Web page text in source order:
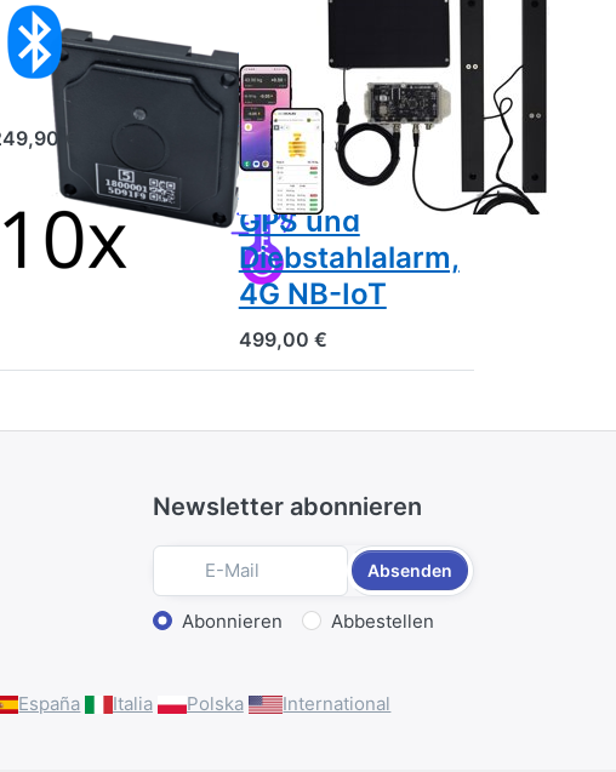
10x Bluetooth
Sensor
€
Bienenstockwaage
zum
Monitoring
von einem
Bienenstock +
GPS und
Diebstahlalarm,
4G NB-IoT
499,00 €
Newsletter abonnieren
Absenden
Aktion wählen
Abonnieren Abbestellen
España Italia Polska International